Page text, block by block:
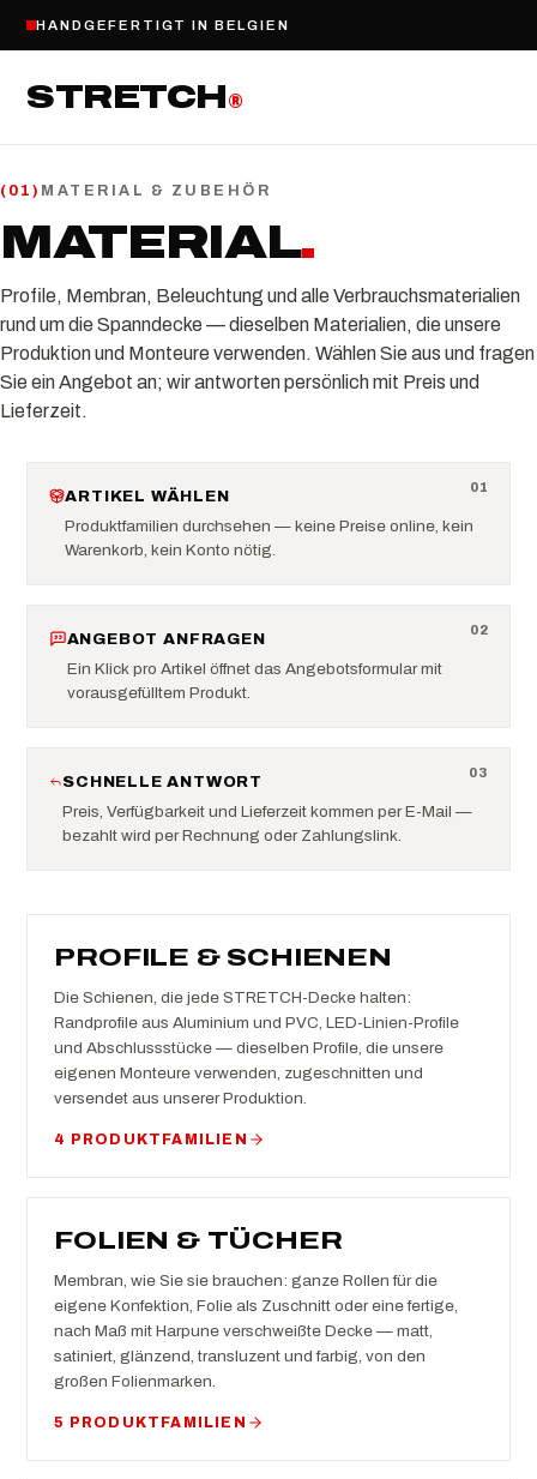
HANDGEFERTIGT IN BELGIEN
STRETCH®
( 01) MATERIAL & ZUBEHÖR
MATERIAL.
Profile, Membran, Beleuchtung und alle Verbrauchsmaterialien
rund um die Spanndecke — dieselben Materialien, die unsere
Produktion und Monteure verwenden. Wählen Sie aus und fragen
Sie ein Angebot an; wir antworten persönlich mit Preis und
Lieferzeit.
01
ARTIKEL WÄHLEN
Produktfamilien durchsehen — keine Preise online, kein
Warenkorb, kein Konto nötig.
02
ANGEBOT ANFRAGEN
Ein Klick pro Artikel öffnet das Angebotsformular mit
vorausgefülltem Produkt.
03
SCHNELLE ANTWORT
Preis, Verfügbarkeit und Lieferzeit kommen per E-Mail —
bezahlt wird per Rechnung oder Zahlungslink.
PROFILE & SCHIENEN
Die Schienen, die jede STRETCH-Decke halten:
Randprofile aus Aluminium und PVC, LED-Linien-Profile
und Abschlussstücke — dieselben Profile, die unsere
eigenen Monteure verwenden, zugeschnitten und
versendet aus unserer Produktion.
4 PRODUKTFAMILIEN
FOLIEN & TÜCHER
Membran, wie Sie sie brauchen: ganze Rollen für die
eigene Konfektion, Folie als Zuschnitt oder eine fertige,
nach Maß mit Harpune verschweißte Decke — matt,
satiniert, glänzend, transluzent und farbig, von den
großen Folienmarken.
5 PRODUKTFAMILIEN